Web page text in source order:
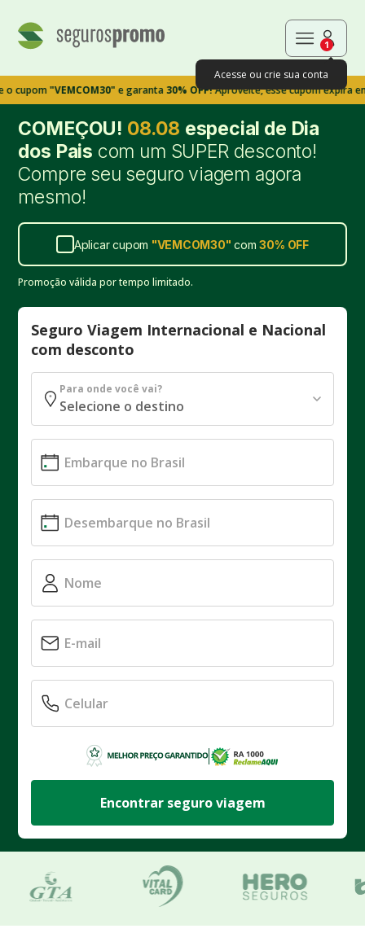
1
Acesse ou crie sua conta
"VEMCOM30"e garanta30% OFF!Aproveite, esse cupom expira em 9m39s
COMEÇOU! 08.08 especial de Dia
dos Pais com um SUPER desconto!
Compre seu seguro viagem agora
mesmo!
Aplicar cupom "VEMCOM30" com30% OFF
Promoção válida por tempo limitado.
Seguro Viagem Internacional e Nacional
com desconto
Para onde você vai?
Encontrar seguro viagem